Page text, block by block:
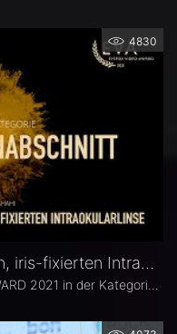
4830
Re-Enklavation einer luxierten, iris-fixierten Intraokularlinse - Prof. Dr. Alireza Mirshahi